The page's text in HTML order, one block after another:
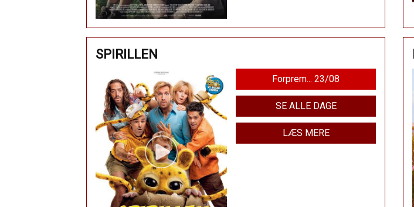
SPIRILLEN
Forprem... 23/08
SE ALLE DAGE
LÆS MERE